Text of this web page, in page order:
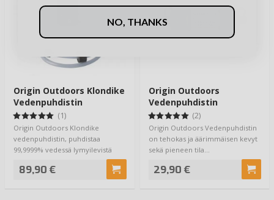
Origin Outdoors Klondike
Vedenpuhdistin
Pumpulla (1)
Origin Outdoors Klondike
vedenpuhdistin, puhdistaa
99,9999% vedessä lymyilevistä
89,90 €
Origin Outdoors
Vedenpuhdistin
(2)
Origin Outdoors Vedenpuhdistin
on tehokas ja äärimmäisen kevyt
sekä pieneen tila…
29,90 €
NO, THANKS